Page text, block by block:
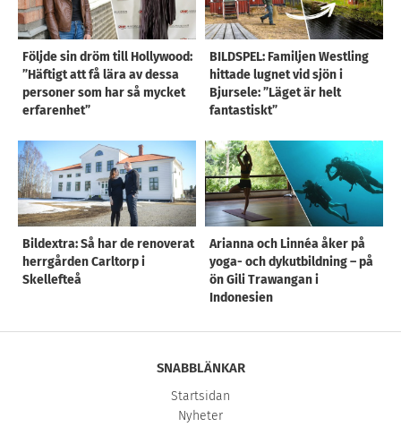
Följde sin dröm till Hollywood:
”Häftigt att få lära av dessa
personer som har så mycket
erfarenhet”
BILDSPEL: Familjen Westling
hittade lugnet vid sjön i
Bjursele: ”Läget är helt
fantastiskt”
Bildextra: Så har de renoverat
herrgården Carltorp i
Skellefteå
Arianna och Linnéa åker på
yoga- och dykutbildning – på
ön Gili Trawangan i
Indonesien
SNABBLÄNKAR
Startsidan
Nyheter